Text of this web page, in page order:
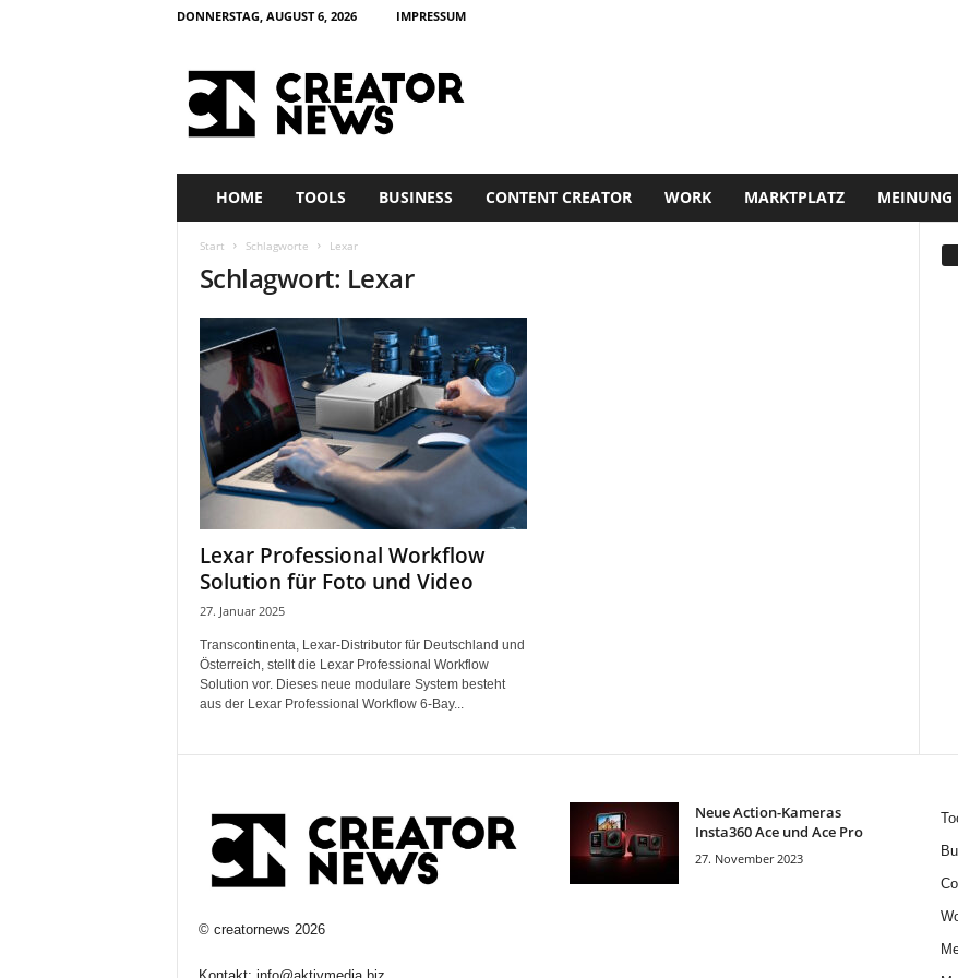
DONNERSTAG, AUGUST 6, 2026 IMPRESSUM
HOME TOOLS BUSINESS CONTENT CREATOR WORK MARKTPLATZ MEINUNG
Start Schlagworte Lexar
Schlagwort: Lexar
Lexar Professional Workflow
Solution für Foto und Video
27. Januar 2025
Transcontinenta, Lexar-Distributor für Deutschland und
Österreich, stellt die Lexar Professional Workflow
Solution vor. Dieses neue modulare System besteht
aus der Lexar Professional Workflow 6-Bay...
© creatornews 2026
Neue Action-Kameras
Insta360 Ace und Ace Pro
27. November 2023